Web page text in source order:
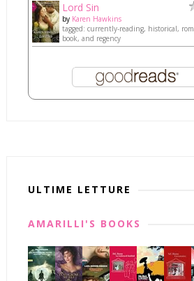
Lord Sin
by Karen Hawkins
tagged: currently-reading, historical,
book, and regency
ULTIME LETTURE
AMARILLI'S BOOKS